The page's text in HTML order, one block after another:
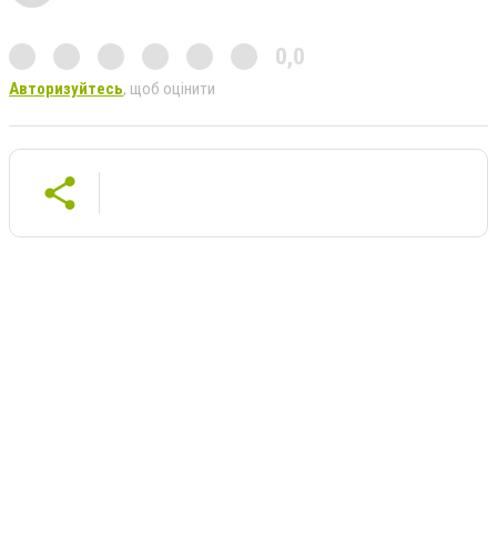
0,0
Авторизуйтесь, щоб оцінити